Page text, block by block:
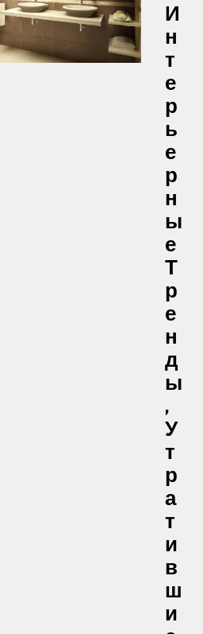
И
Н
Т
Е
Р
Ь
Е
Р
Н
Ы
Е
Т
Р
Е
Н
Д
Ы
,
У
Т
Р
А
Т
И
В
Ш
И